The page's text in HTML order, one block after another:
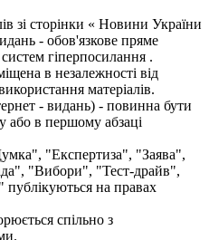
зі сторінки « Новини України
- обов'язкове пряме
гіперпосилання .
в незалежності від
матеріалів.
- видань) - повинна бути
або в першому абзаці
"Експертиза", "Заява",
"Вибори", "Тест-драйв",
на правах
спільно з